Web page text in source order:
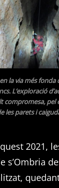
la via més fonda
L’exploració
compromesa,pel
les parets i
2021,
s’Ombria